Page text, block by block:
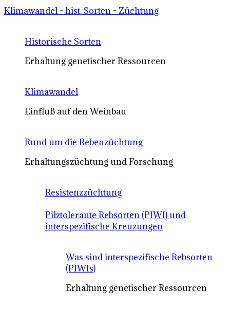
Klimawandel - hist. Sorten - Züchtung
Historische Sorten
Erhaltung genetischer Ressourcen
Klimawandel
Einfluß auf den Weinbau
Rund um die Rebenzüchtung
Erhaltungszüchtung und Forschung
Resistenzzüchtung
Pilztolerante Rebsorten (PIWI) und
interspezifische Kreuzungen
Was sind interspezifische Rebsorten
(PIWIs)
Erhaltung genetischer Ressourcen